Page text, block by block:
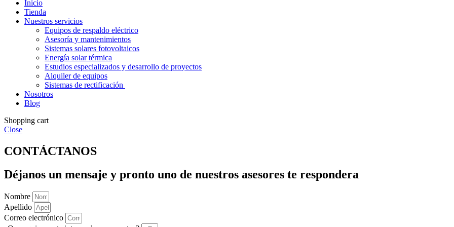
Inicio
Tienda
Nuestros servicios
Equipos de respaldo eléctrico
Asesoría y mantenimientos
Sistemas solares fotovoltaicos​
Energía solar térmica​
Estudios especializados y desarrollo de proyectos
Alquiler de equipos
Sistemas de rectificación ​​
Nosotros
Blog
Shopping cart
Close
CONTÁCTANOS
Déjanos un mensaje y pronto uno de nuestros asesores te respondera
Nombre
Apellido
Correo electrónico